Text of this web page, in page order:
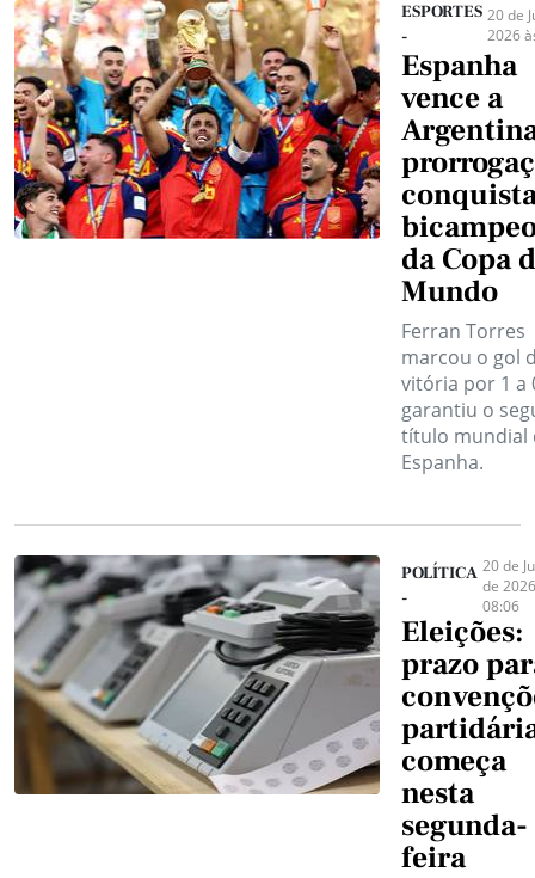
ESPORTES
-
20 de
2026
Espanha
vence a
da Copa
Mundo
Ferran Torres
marcou o gol
vitória por 1 a
garantiu o
título mundial
Espanha.
POLÍTICA
-
20 de
de
08:06
Eleições:
prazo
começa
nesta
segunda-
feira